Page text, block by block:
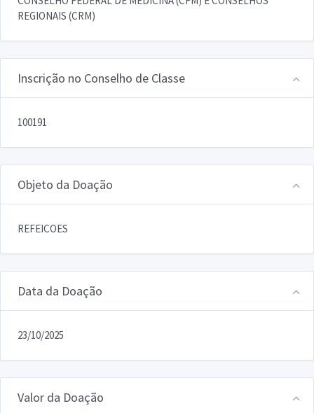
REGIONAIS (CRM)
Inscrição no Conselho de Classe
100191
Objeto da Doação
REFEICOES
Data da Doação
23/10/2025
Valor da Doação